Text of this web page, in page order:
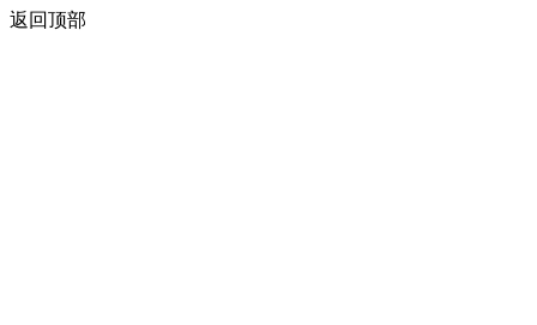
返回顶部